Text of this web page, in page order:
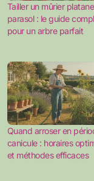
Tailler un mûrier
parasol : le guide
pour un arbre parfait
Quand arroser en
canicule : horaires
et méthodes efficaces